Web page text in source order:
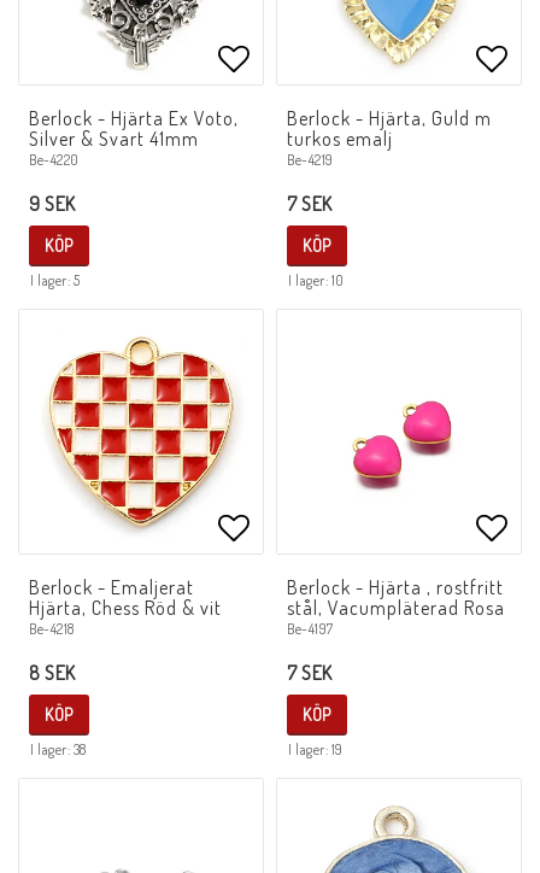
Lägg till i favoritlistan
Berlock - Hjärta Ex Voto,
Silver & Svart 41mm
Be-4220
9 SEK
I lager: 5
KÖP
Berlock - Hjärta, Guld m
turkos emalj
Be-4219
7 SEK
I lager: 10
KÖP
Lägg till i favoritlistan
Berlock - Emaljerat
Hjärta, Chess Röd & vit
Be-4218
8 SEK
I lager: 38
KÖP
Berlock - Hjärta , rostfritt
stål, Vacumpläterad Rosa
Be-4197
7 SEK
I lager: 19
KÖP